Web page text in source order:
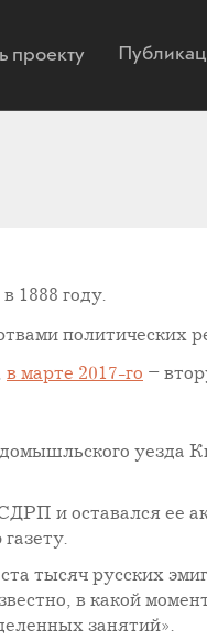
проекту
1888 году.
политических
в марте 2017-го –
уезда
и оставался ее
тысяч русских
в какой
занятий».